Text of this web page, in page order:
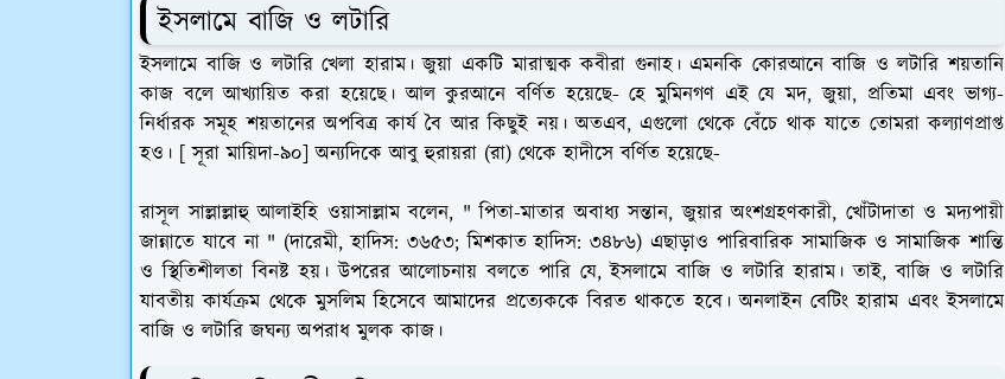
ইসলামে বাজি ও লটারি
ইসলামে বাজি ও লটারি খেলা হারাম। জুয়া একটি মারাত্মক কবীরা গুনাহ। এমনকি কোরআনে বাজি ও লটারি শয়তানি
কাজ বলে আখ্যায়িত করা হয়েছে। আল কুরআনে বর্ণিত হয়েছে- হে মুমিনগণ এই যে মদ, জুয়া, প্রতিমা এবং ভাগ্য-
নির্ধারক সমূহ শয়তানের অপবিত্র কার্য বৈ আর কিছুই নয়। অতএব, এগুলো থেকে বেঁচে থাক যাতে তোমরা কল্যাণপ্রাপ্ত
হও। [ সূরা মায়িদা-৯০] অন্যদিকে আবু হুরায়রা (রা) থেকে হাদীসে বর্ণিত হয়েছে-
রাসূল সাল্লাল্লাহু আলাইহি ওয়াসাল্লাম বলেন, " পিতা-মাতার অবাধ্য সন্তান, জুয়ার অংশগ্রহণকারী, খোঁটাদাতা ও মদ্যপায়ী
জান্নাতে যাবে না " (দারেমী, হাদিস: ৩৬৫৩; মিশকাত হাদিস: ৩৪৮৬) এছাড়াও পারিবারিক সামাজিক ও সামাজিক শান্তি
ও স্থিতিশীলতা বিনষ্ট হয়। উপরের আলোচনায় বলতে পারি যে, ইসলামে বাজি ও লটারি হারাম। তাই, বাজি ও লটারি
যাবতীয় কার্যক্রম থেকে মুসলিম হিসেবে আমাদের প্রত্যেককে বিরত থাকতে হবে। অনলাইন বেটিং হারাম এবং ইসলামে
বাজি ও লটারি জঘন্য অপরাধ মুলক কাজ।